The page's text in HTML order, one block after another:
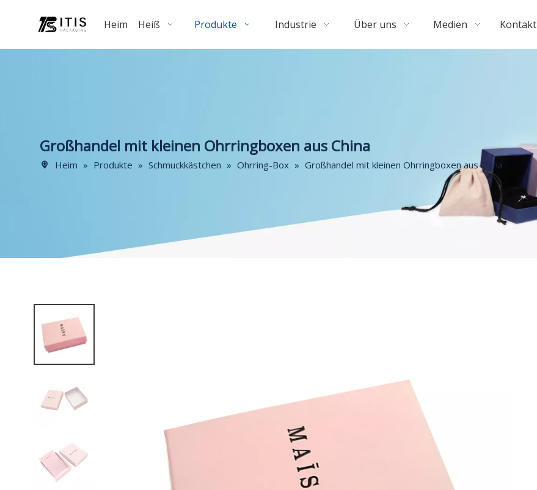
Heim Heiß Produkte Industrie Über uns Medien Kontakt
Großhandel mit kleinen Ohrringboxen aus China
Heim » Produkte » Schmuckkästchen » Ohrring-Box » Großhandel mit kleinen Ohrringboxen aus China